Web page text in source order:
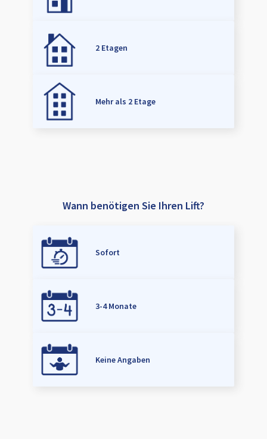
2 Etagen
Mehr als 2 Etage
Wann benötigen Sie Ihren Lift?
Sofort
3-4 Monate
Keine Angaben